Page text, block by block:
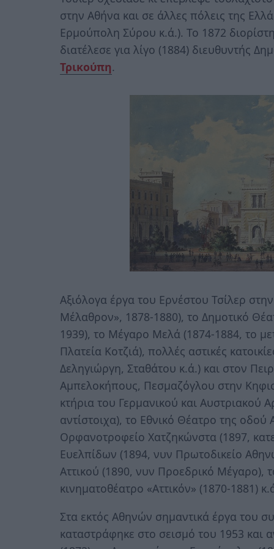
στην Αθήνα και σε άλλες πόλεις της
Ερμούπολη Σύρου κ.ά.). Το 1872
διατέλεσε για λίγο (1884) διευθυντής
Τρικούπη.
Αξιόλογα έργα του Ερνέστου Τσίλερ
Μέλαθρον», 1878-1880), το Δημοτικό
1939), το Μέγαρο Μελά (1874-1884, το
Πλατεία Κοτζιά), πολλές αστικές
Δεληγιώργη, Σταθάτου κ.ά.) και στον
Αμπελοκήπους, Πεσμαζόγλου στην
κτήρια του Γερμανικού και Αυστριακού
αντίστοιχα), το Εθνικό Θέατρο της οδού
Ορφανοτροφείο Χατζηκώνστα (1897,
Ευελπίδων (1894, νυν Πρωτοδικείο
Αττικού (1890, νυν Προεδρικό Μέγαρο),
κινηματοθέατρο «Αττικόν» (1870-1881)
Στα εκτός Αθηνών σημαντικά έργα του
καταστράφηκε στο σεισμό του 1953 και